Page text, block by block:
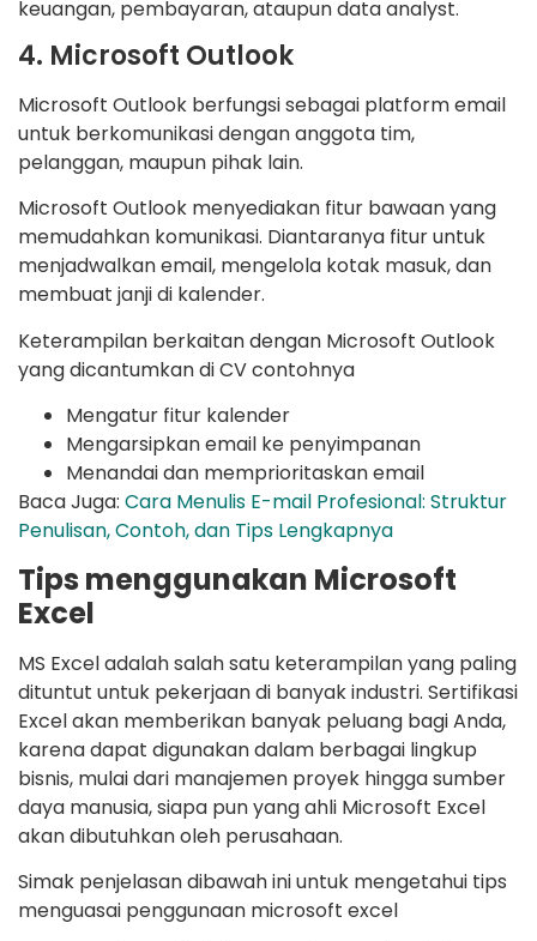
keuangan, pembayaran, ataupun data analyst.
4. Microsoft Outlook
Microsoft Outlook berfungsi sebagai platform email
untuk berkomunikasi dengan anggota tim,
pelanggan, maupun pihak lain.
Microsoft Outlook menyediakan fitur bawaan yang
memudahkan komunikasi. Diantaranya fitur untuk
menjadwalkan email, mengelola kotak masuk, dan
membuat janji di kalender.
Keterampilan berkaitan dengan Microsoft Outlook
yang dicantumkan di CV contohnya
Mengatur fitur kalender
Mengarsipkan email ke penyimpanan
Menandai dan memprioritaskan email
Baca Juga: Cara Menulis E-mail Profesional: Struktur
Penulisan, Contoh, dan Tips Lengkapnya
Tips menggunakan Microsoft
Excel
MS Excel adalah salah satu keterampilan yang paling
dituntut untuk pekerjaan di banyak industri. Sertifikasi
Excel akan memberikan banyak peluang bagi Anda,
karena dapat digunakan dalam berbagai lingkup
bisnis, mulai dari manajemen proyek hingga sumber
daya manusia, siapa pun yang ahli Microsoft Excel
akan dibutuhkan oleh perusahaan.
Simak penjelasan dibawah ini untuk mengetahui tips
menguasai penggunaan microsoft excel